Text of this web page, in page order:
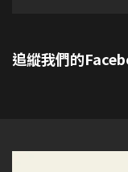
追縱我們的